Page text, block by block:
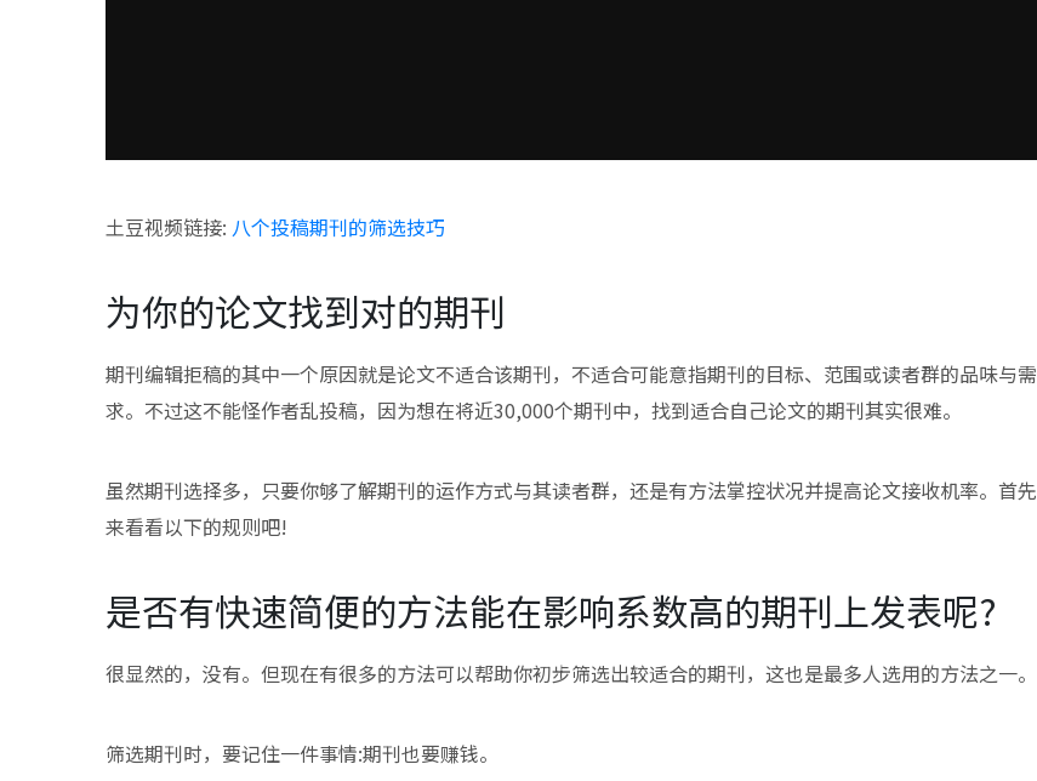
土豆视频链接: 八个投稿期刊的筛选技巧
为你的论文找到对的期刊
期刊编辑拒稿的其中一个原因就是论文不适合该期刊，不适合可能意指期刊的目标、范围或读者群的品味与需
求。不过这不能怪作者乱投稿，因为想在将近30,000个期刊中，找到适合自己论文的期刊其实很难。
虽然期刊选择多，只要你够了解期刊的运作方式与其读者群，还是有方法掌控状况并提高论文接收机率。首先
来看看以下的规则吧!
是否有快速简便的方法能在影响系数高的期刊上发表呢?
很显然的，没有。但现在有很多的方法可以帮助你初步筛选出较适合的期刊，这也是最多人选用的方法之一。
筛选期刊时，要记住一件事情:期刊也要赚钱。